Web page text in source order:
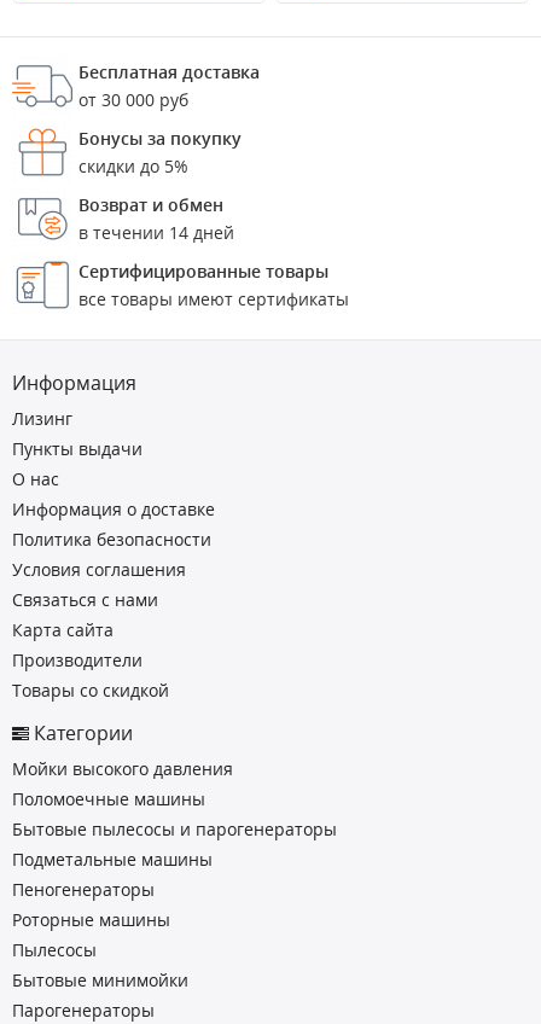
Бесплатная доставка
от 30 000 руб
Бонусы за покупку
скидки до 5%
Возврат и обмен
в течении 14 дней
Сертифицированные товары
все товары имеют сертификаты
Информация
Лизинг
Пункты выдачи
О нас
Информация о доставке
Политика безопасности
Условия соглашения
Связаться с нами
Карта сайта
Производители
Товары со скидкой
Категории
Мойки высокого давления
Поломоечные машины
Бытовые пылесосы и парогенераторы
Подметальные машины
Пеногенераторы
Роторные машины
Пылесосы
Бытовые минимойки
Парогенераторы